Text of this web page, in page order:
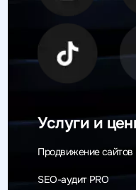
Услуги и
Продвижение сайтов
SEO-аудит PRO